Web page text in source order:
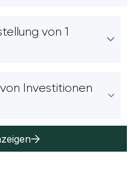
von 1
Investitionen